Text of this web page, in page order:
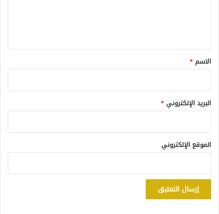
*
الاسم *
البريد الإلكتروني *
الموقع الإلكتروني